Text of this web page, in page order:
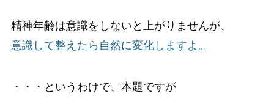
精神年齢は意識をしないと上がりませんが、
意識して整えたら自然に変化しますよ。
・・・というわけで、本題ですが